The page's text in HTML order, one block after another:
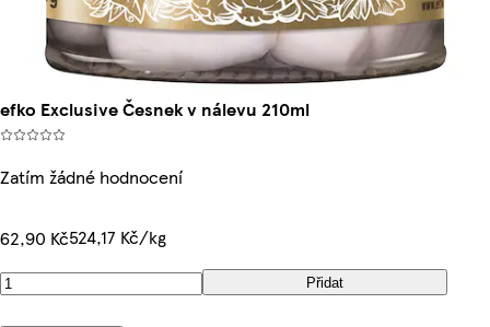
efko Exclusive Česnek v nálevu 210ml
Zatím žádné hodnocení
62,90 Kč524,17 Kč/kg
Přidat